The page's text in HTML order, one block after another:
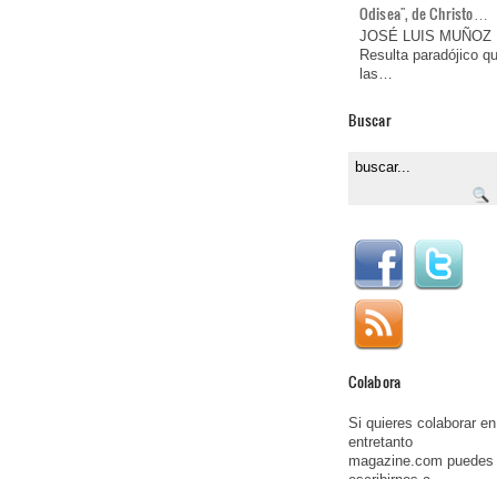
Odisea", de Christo…
JOSÉ LUIS MUÑOZ
Resulta paradójico
las…
Buscar
Colabora
Si quieres colaborar en
entretanto
magazine.com puedes